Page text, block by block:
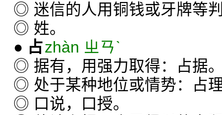
◎ 迷信的人用铜钱或牙牌等
◎ 姓。
● 占zhàn ㄓㄢˋ
◎ 据有，用强力取得：占据
◎ 处于某种地位或情势：占
◎ 口说，口授。